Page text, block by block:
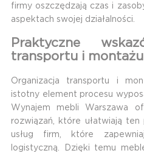
firmy oszczędzają czas i
aspektach swojej działalności.
Praktyczne
transportu i
Organizacja transportu i
istotny element procesu
Wynajem mebli Warszawa
rozwiązań, które ułatwiają
usług firm, które
logistyczną. Dzięki temu